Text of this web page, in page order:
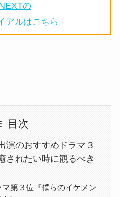
の
アルはこちら
目次
演のおすすめドラマ３
されたい時に観るべき
マ第３位『僕らのイケメン